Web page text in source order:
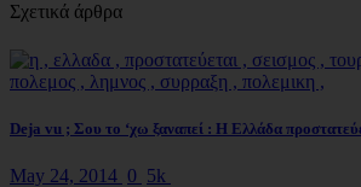
Σχετικά άρθρα
Deja vu ; Σου το ‘χω ξαναπεί : Η Ελλάδα
May 24, 2014 0 5k